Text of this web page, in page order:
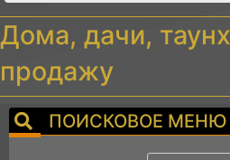
Дома, дачи,
продажу
ПОИСКОВОЕ МЕНЮ